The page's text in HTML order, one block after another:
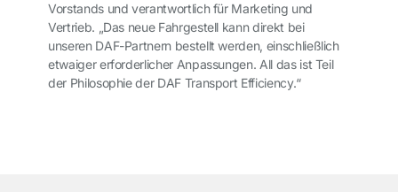
Vorstands und verantwortlich für Marketing und
Vertrieb. „Das neue Fahrgestell kann direkt bei
unseren DAF-Partnern bestellt werden, einschließlich
etwaiger erforderlicher Anpassungen. All das ist Teil
der Philosophie der DAF Transport Efficiency.“